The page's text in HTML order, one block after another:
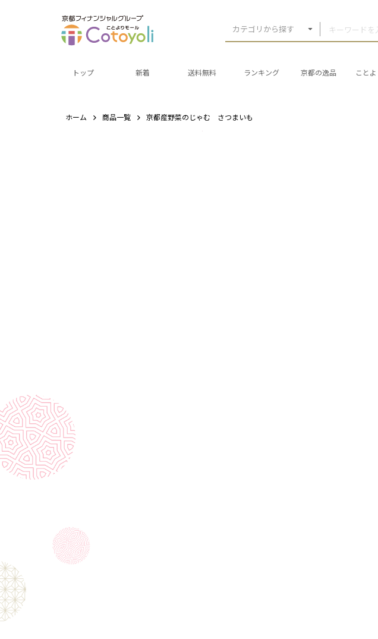
カテゴリから探す
トップ 新着 送料無料 ランキング 京都の逸品 こと
ホーム 商品一覧 京都産野菜のじゃむ さつまいも